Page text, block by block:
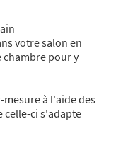
votre salon en
chambre pour y
à l'aide des
celle-ci s'adapte